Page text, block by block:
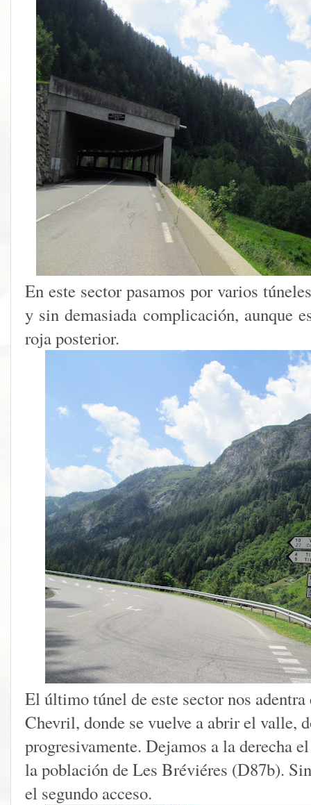
En este sector pasamos por varios
y sin demasiada complicación, aunque
roja posterior.
El último túnel de este sector nos
Chevril, donde se vuelve a abrir el valle,
progresivamente. Dejamos a la derecha
la población de Les Bréviéres (D87b).
el segundo acceso.